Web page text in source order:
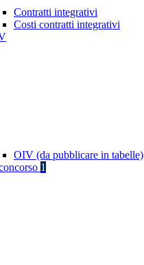
Contratti integrativi
Costi contratti integrativi
OIV (da pubblicare in tabelle)
1